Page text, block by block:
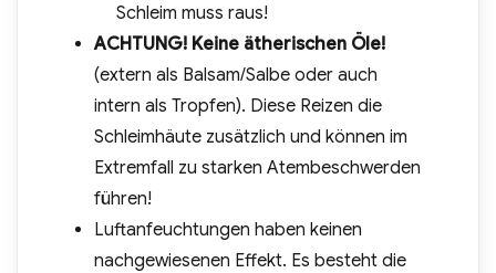
Schleim muss raus!
ACHTUNG! Keine ätherischen Öle!
(extern als Balsam/Salbe oder auch
intern als Tropfen). Diese Reizen die
Schleimhäute zusätzlich und können im
Extremfall zu starken Atembeschwerden
führen!
Luftanfeuchtungen haben keinen
nachgewiesenen Effekt. Es besteht die